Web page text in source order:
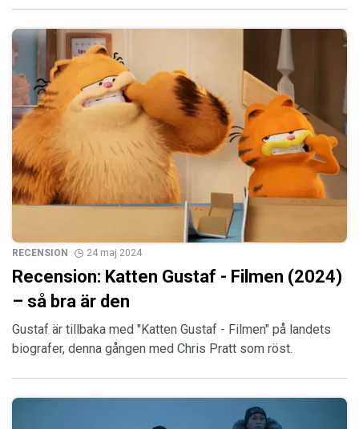
RECENSION 24 maj 2024
Recension: Katten Gustaf - Filmen (2024)
– så bra är den
Gustaf är tillbaka med "Katten Gustaf - Filmen" på landets
biografer, denna gången med Chris Pratt som röst.